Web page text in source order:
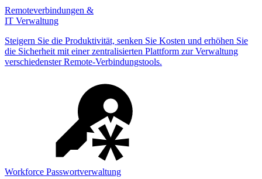
Remoteverbindungen &
IT Verwaltung
Steigern Sie die Produktivität, senken Sie Kosten und erhöhen Sie
die Sicherheit mit einer zentralisierten Plattform zur Verwaltung
verschiedenster Remote-Verbindungstools.
Workforce Passwortverwaltung